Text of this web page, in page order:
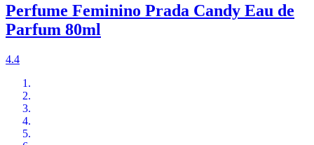
Perfume Feminino Prada Candy Eau de
Parfum 80ml
4.4